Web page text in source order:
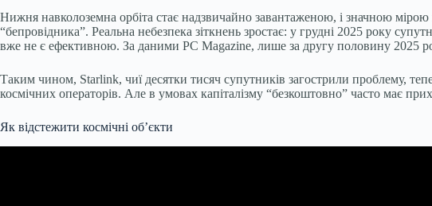
Нижня навколоземна орбіта стає надзвичайно завантаженою, і значною мірою
“бепровідника”. Реальна небезпека зіткнень зростає: у грудні 2025 року
вже не є ефективною. За даними PC Magazine, лише за другу половину 2025
Таким чином, Starlink, чиї десятки тисяч супутників загострили проблему,
космічних операторів. Але в умовах капіталізму “безкоштовно” часто має
Як відстежити космічні об’єкти